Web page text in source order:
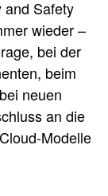
and Safety
wieder –
bei der
beim
neuen
an die
Modelle